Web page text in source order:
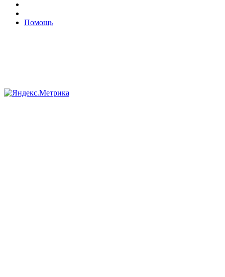
Помощь